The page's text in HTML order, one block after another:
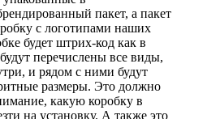
пакет, а пакет
с логотипами наших
будет штрих-код как в
перечислены все виды,
и рядом с ними будут
размеры. Это должно
какую коробку в
на установку. А также это